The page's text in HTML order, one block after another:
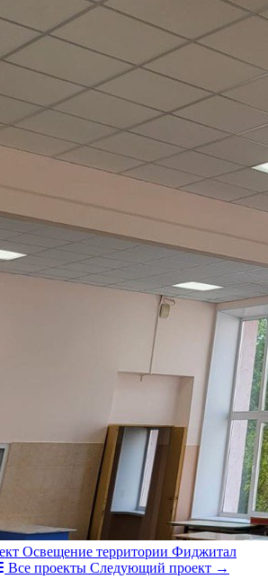
Освещение территории Фиджитал
Все проекты Следующий проект →